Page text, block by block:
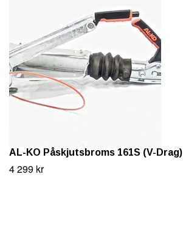
AL-KO Påskjutsbroms 161S (V-Drag)
4 299 kr